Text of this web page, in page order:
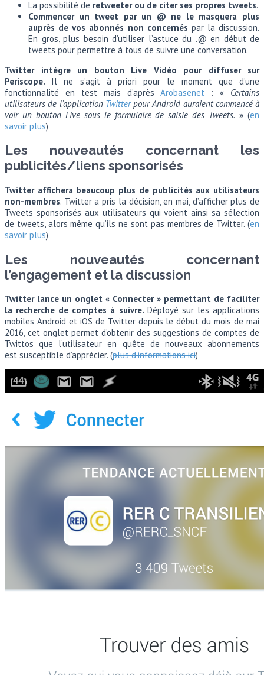
La possibilité de retweeter ou de citer ses propres tweets.
Commencer un tweet par un @ ne le masquera plus
auprès de vos abonnés non concernés par la discussion.
En gros, plus besoin d’utiliser l’astuce du .@ en début de
tweets pour permettre à tous de suivre une conversation.
Twitter intègre un bouton Live Vidéo pour diffuser sur
Periscope. Il ne s’agit à priori pour le moment que d’une
fonctionnalité en test mais d’aprèsArobasenet : « Certains
utilisateurs de l’application Twitterpour Android auraient commencé à
voir un bouton Live sous le formulaire de saisie des Tweets. »(en
savoir plus)
Les nouveautés concernant les
publicités/liens sponsorisés
Twitter affichera beaucoup plus de publicités aux utilisateurs
non-membres. Twitter a pris la décision, en mai, d’afficher plus de
Tweets sponsorisés aux utilisateurs qui voient ainsi sa sélection
de tweets, alors même qu’ils ne sont pas membres de Twitter. (en
savoir plus)
Les nouveautés concernant
l’engagement et la discussion
Twitter lance un onglet « Connecter » permettant de faciliter
la recherche de comptes à suivre. Déployé sur les applications
mobiles Android et iOS de Twitter depuis le début du mois de mai
2016, cet onglet permet d’obtenir des suggestions de comptes de
Twittos que l’utilisateur en quête de nouveaux abonnements
est susceptible d’apprécier. (plus d’informations ici)